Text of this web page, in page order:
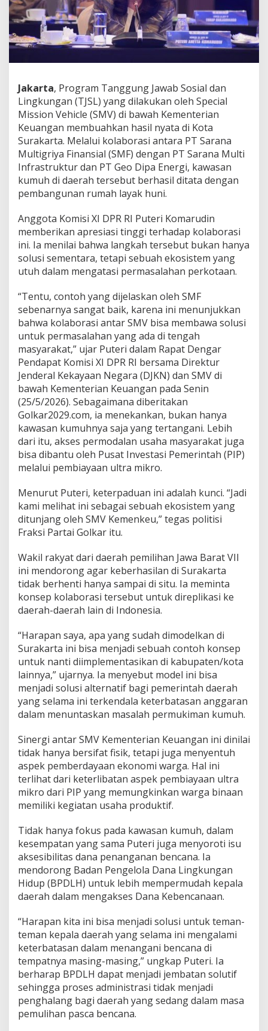
l
a
b
o
r
S
M
V
d
i
S
u
r
a
a
t
a
B
k
a
S
e
a
d
a
B
e
d
a
h
R
m
a
h
I
i
E
k
s
s
t
e
m
e
k
t
i
f
y
a
n
W
a
i
b
D
i
p
l
i
k
s
i
Jakarta, Program Tanggung Jawab Sosial dan
Lingkungan (TJSL) yang dilakukan oleh Special
Mission Vehicle (SMV) di bawah Kementerian
Keuangan membuahkan hasil nyata di Kota
Surakarta. Melalui kolaborasi antara PT Sarana
Multigriya Finansial (SMF) dengan PT Sarana Multi
Infrastruktur dan PT Geo Dipa Energi, kawasan
kumuh di daerah tersebut berhasil ditata dengan
pembangunan rumah layak huni.
Anggota Komisi XI DPR RI Puteri Komarudin
memberikan apresiasi tinggi terhadap kolaborasi
ini. Ia menilai bahwa langkah tersebut bukan hanya
solusi sementara, tetapi sebuah ekosistem yang
utuh dalam mengatasi permasalahan perkotaan.
“Tentu, contoh yang dijelaskan oleh SMF
sebenarnya sangat baik, karena ini menunjukkan
bahwa kolaborasi antar SMV bisa membawa solusi
untuk permasalahan yang ada di tengah
masyarakat,” ujar Puteri dalam Rapat Dengar
Pendapat Komisi XI DPR RI bersama Direktur
Jenderal Kekayaan Negara (DJKN) dan SMV di
bawah Kementerian Keuangan pada Senin
(25/5/2026). Sebagaimana diberitakan
Golkar2029.com, ia menekankan, bukan hanya
kawasan kumuhnya saja yang tertangani. Lebih
dari itu, akses permodalan usaha masyarakat juga
bisa dibantu oleh Pusat Investasi Pemerintah (PIP)
melalui pembiayaan ultra mikro.
Menurut Puteri, keterpaduan ini adalah kunci. “Jadi
kami melihat ini sebagai sebuah ekosistem yang
ditunjang oleh SMV Kemenkeu,” tegas politisi
Fraksi Partai Golkar itu.
Wakil rakyat dari daerah pemilihan Jawa Barat VII
ini mendorong agar keberhasilan di Surakarta
tidak berhenti hanya sampai di situ. Ia meminta
konsep kolaborasi tersebut untuk direplikasi ke
daerah-daerah lain di Indonesia.
“Harapan saya, apa yang sudah dimodelkan di
Surakarta ini bisa menjadi sebuah contoh konsep
untuk nanti diimplementasikan di kabupaten/kota
lainnya,” ujarnya. Ia menyebut model ini bisa
menjadi solusi alternatif bagi pemerintah daerah
yang selama ini terkendala keterbatasan anggaran
dalam menuntaskan masalah permukiman kumuh.
Sinergi antar SMV Kementerian Keuangan ini dinilai
tidak hanya bersifat fisik, tetapi juga menyentuh
aspek pemberdayaan ekonomi warga. Hal ini
terlihat dari keterlibatan aspek pembiayaan ultra
mikro dari PIP yang memungkinkan warga binaan
memiliki kegiatan usaha produktif.
Tidak hanya fokus pada kawasan kumuh, dalam
kesempatan yang sama Puteri juga menyoroti isu
aksesibilitas dana penanganan bencana. Ia
mendorong Badan Pengelola Dana Lingkungan
Hidup (BPDLH) untuk lebih mempermudah kepala
daerah dalam mengakses Dana Kebencanaan.
“Harapan kita ini bisa menjadi solusi untuk teman-
teman kepala daerah yang selama ini mengalami
keterbatasan dalam menangani bencana di
tempatnya masing-masing,” ungkap Puteri. Ia
berharap BPDLH dapat menjadi jembatan solutif
sehingga proses administrasi tidak menjadi
penghalang bagi daerah yang sedang dalam masa
pemulihan pasca bencana.